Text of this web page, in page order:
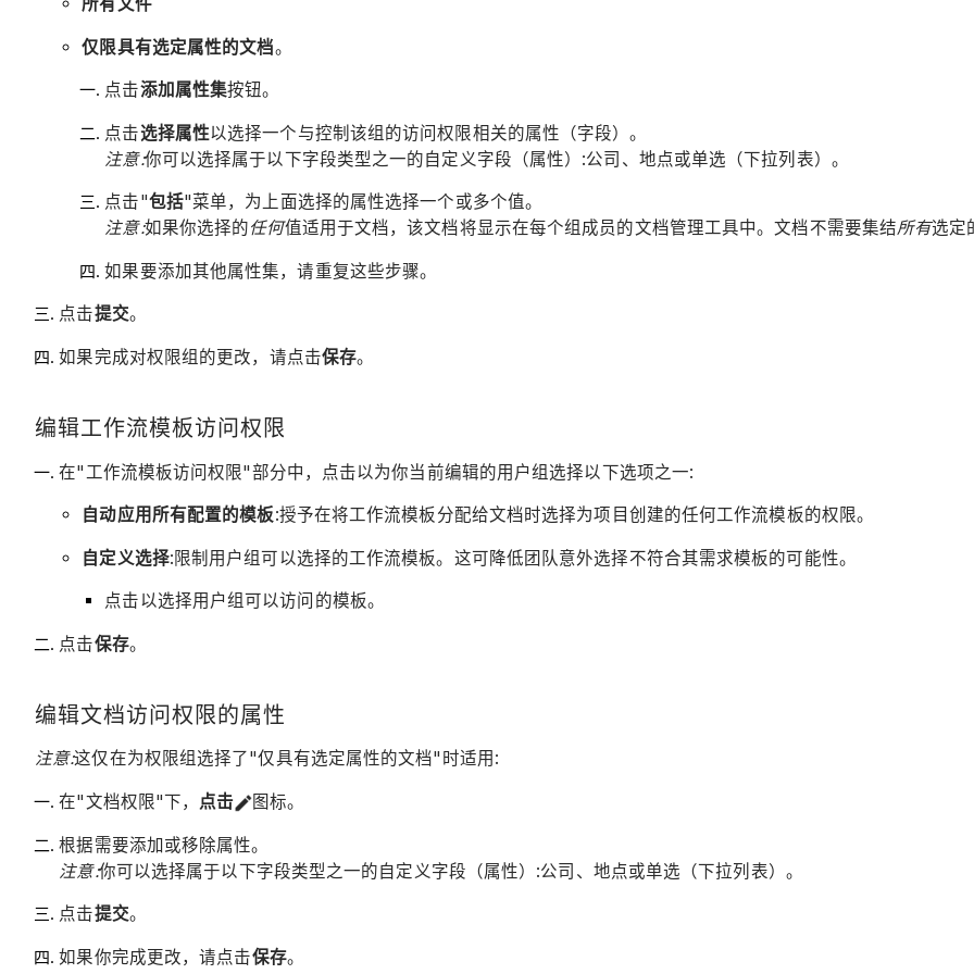
所有文件
仅限具有选定属性的文档。
点击添加属性集按钮。
点击选择属性以选择一个与控制该组的访问权限相关的属性（字段）。
注意:你可以选择属于以下字段类型之一的自定义字段（属性）:公司、地点或单选（下拉列表）。
点击"包括"菜单，为上面选择的属性选择一个或多个值。
注意:如果你选择的任何值适用于文档，该文档将显示在每个组成员的文档管理工具中。文档不需要集结所有选定
如果要添加其他属性集，请重复这些步骤。
点击提交。
如果完成对权限组的更改，请点击保存。
编辑工作流模板访问权限
在"工作流模板访问权限"部分中，点击以为你当前编辑的用户组选择以下选项之一:
自动应用所有配置的模板:授予在将工作流模板分配给文档时选择为项目创建的任何工作流模板的权限。
自定义选择:限制用户组可以选择的工作流模板。这可降低团队意外选择不符合其需求模板的可能性。
点击以选择用户组可以访问的模板。
点击保存。
编辑文档访问权限的属性
注意:这仅在为权限组选择了"仅具有选定属性的文档"时适用:
在"文档权限"下， 点击 图标。
根据需要添加或移除属性。
注意:你可以选择属于以下字段类型之一的自定义字段（属性）:公司、地点或单选（下拉列表）。
点击提交。
如果你完成更改，请点击保存。